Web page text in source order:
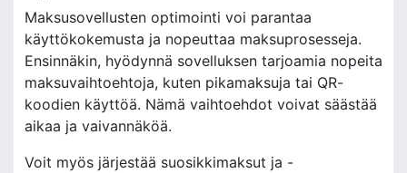
Maksusovellusten optimointi voi parantaa
käyttökokemusta ja nopeuttaa maksuprosesseja.
Ensinnäkin, hyödynnä sovelluksen tarjoamia nopeita
maksuvaihtoehtoja, kuten pikamaksuja tai QR-
koodien käyttöä. Nämä vaihtoehdot voivat säästää
aikaa ja vaivannäköä.
Voit myös järjestää suosikkimaksut ja -